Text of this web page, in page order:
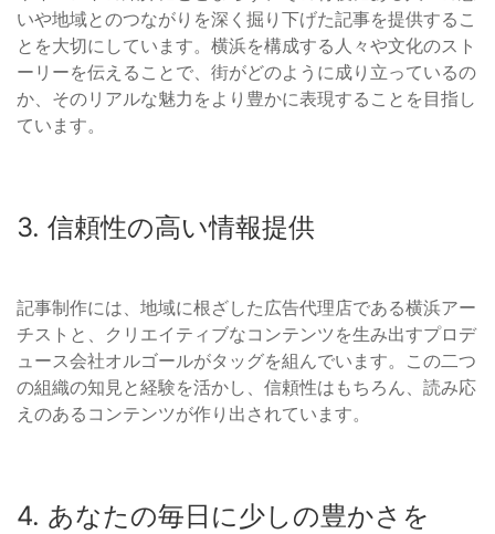
いや地域とのつながりを深く掘り下げた記事を提供するこ
とを大切にしています。横浜を構成する人々や文化のスト
ーリーを伝えることで、街がどのように成り立っているの
か、そのリアルな魅力をより豊かに表現することを目指し
ています。
3. 信頼性の高い情報提供
記事制作には、地域に根ざした広告代理店である横浜アー
チストと、クリエイティブなコンテンツを生み出すプロデ
ュース会社オルゴールがタッグを組んでいます。この二つ
の組織の知見と経験を活かし、信頼性はもちろん、読み応
えのあるコンテンツが作り出されています。
4. あなたの毎日に少しの豊かさを